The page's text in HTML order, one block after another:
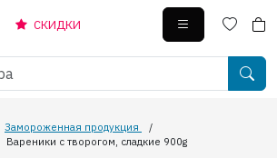
СКИДКИ
Замороженная продукция
/
Вареники с творогом, сладкие 900g